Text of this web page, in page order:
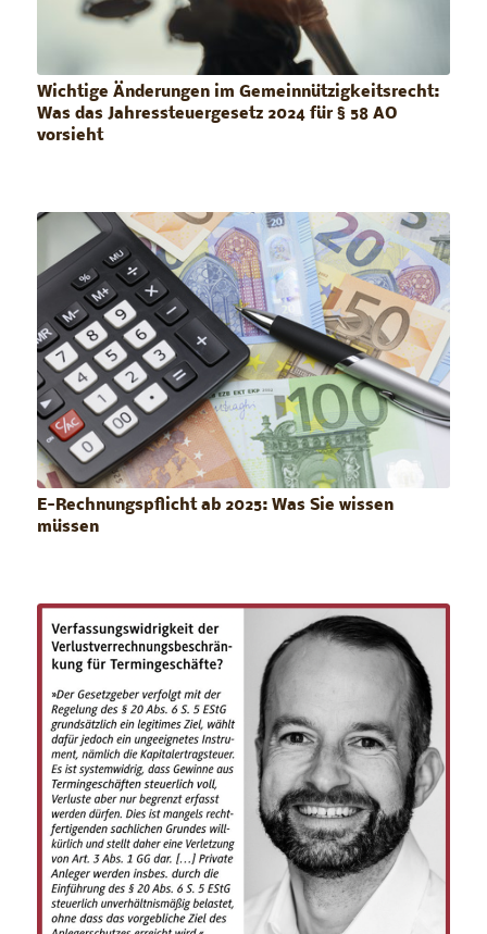
Wichtige Änderungen im Gemeinnützigkeitsrecht:
Was das Jahressteuergesetz 2024 für § 58 AO
vorsieht
E-Rechnungspflicht ab 2025: Was Sie wissen
müssen